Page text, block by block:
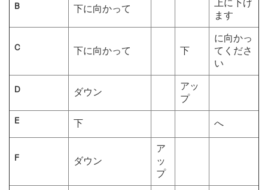
B 下に向かって
上に下げ
ます
C 下に向かって 下
に向かっ
てくださ
い
D ダウン
アッ
プ
E 下 へ
F ダウン
ア
ッ
プ